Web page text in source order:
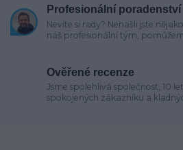
Profesionální poradenství
Nevíte si rady? Nenašli jste
náš profesionální tým,
Ověřené recenze
Jsme spolehlivá společnost, 10
spokojených zákazníku a